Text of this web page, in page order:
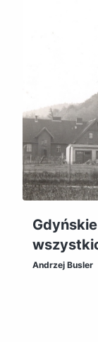
Andrzej Busler